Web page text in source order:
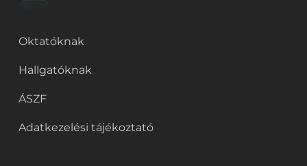
Oktatóknak
Hallgatóknak
ÁSZF
Adatkezelési tájékoztató